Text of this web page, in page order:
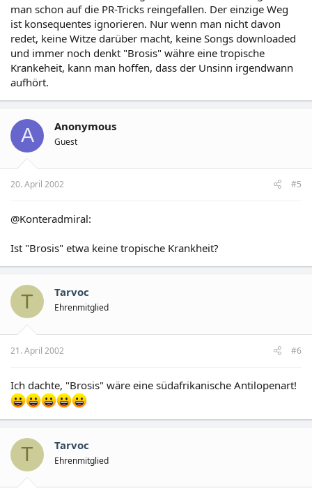
man schon auf die PR-Tricks reingefallen. Der einzige Weg
ist konsequentes ignorieren. Nur wenn man nicht davon
redet, keine Witze darüber macht, keine Songs downloaded
und immer noch denkt "Brosis" währe eine tropische
Krankeheit, kann man hoffen, dass der Unsinn irgendwann
aufhört.
A Anonymous
Guest
20. April 2002 #5
@Konteradmiral:
Ist "Brosis" etwa keine tropische Krankheit?
T Tarvoc
Ehrenmitglied
21. April 2002 #6
Ich dachte, "Brosis" wäre eine südafrikanische Antilopenart!
T Tarvoc
Ehrenmitglied